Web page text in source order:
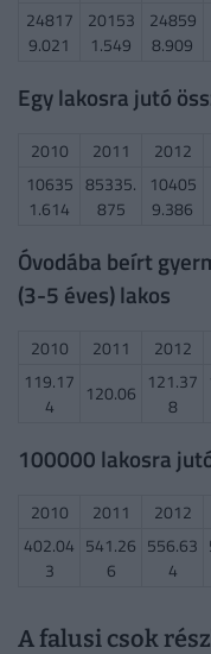
24817
9.021
20153
1.549
24859
8.909
Egy lakosra jutó
2010 2011 2012
10635
1.614
85335.
875
10405
9.386
Óvodába beírt
(3-5 éves) lakos
2010 2011 2012
119.17
4
120.06 121.37
8
100000 lakosra
2010 2011 2012
402.04
3
541.26
6
556.63
4
A falusi csok